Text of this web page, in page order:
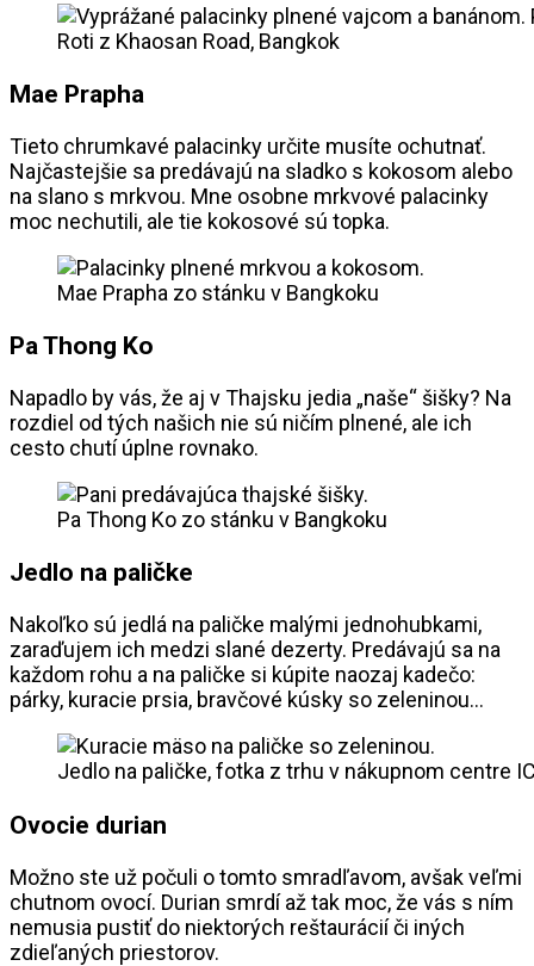
Roti z Khaosan Road, Bangkok
Mae Prapha
Tieto chrumkavé palacinky určite musíte ochutnať.
Najčastejšie sa predávajú na sladko s kokosom alebo
na slano s mrkvou. Mne osobne mrkvové palacinky
moc nechutili, ale tie kokosové sú topka.
Mae Prapha zo stánku v Bangkoku
Pa Thong Ko
Napadlo by vás, že aj v Thajsku jedia „naše“ šišky? Na
rozdiel od tých našich nie sú ničím plnené, ale ich
cesto chutí úplne rovnako.
Pa Thong Ko zo stánku v Bangkoku
Jedlo na paličke
Nakoľko sú jedlá na paličke malými jednohubkami,
zaraďujem ich medzi slané dezerty. Predávajú sa na
každom rohu a na paličke si kúpite naozaj kadečo:
párky, kuracie prsia, bravčové kúsky so zeleninou…
Jedlo na paličke, fotka z trhu v nákupnom centre
Ovocie durian
Možno ste už počuli o tomto smradľavom, avšak veľmi
chutnom ovocí. Durian smrdí až tak moc, že vás s ním
nemusia pustiť do niektorých reštaurácií či iných
zdieľaných priestorov.